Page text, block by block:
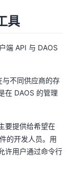
具
端 API 与 DAOS
与不同供应商的存
在 DAOS 的管理
要提供给希望在
的开发人员。用
许用户通过命令行